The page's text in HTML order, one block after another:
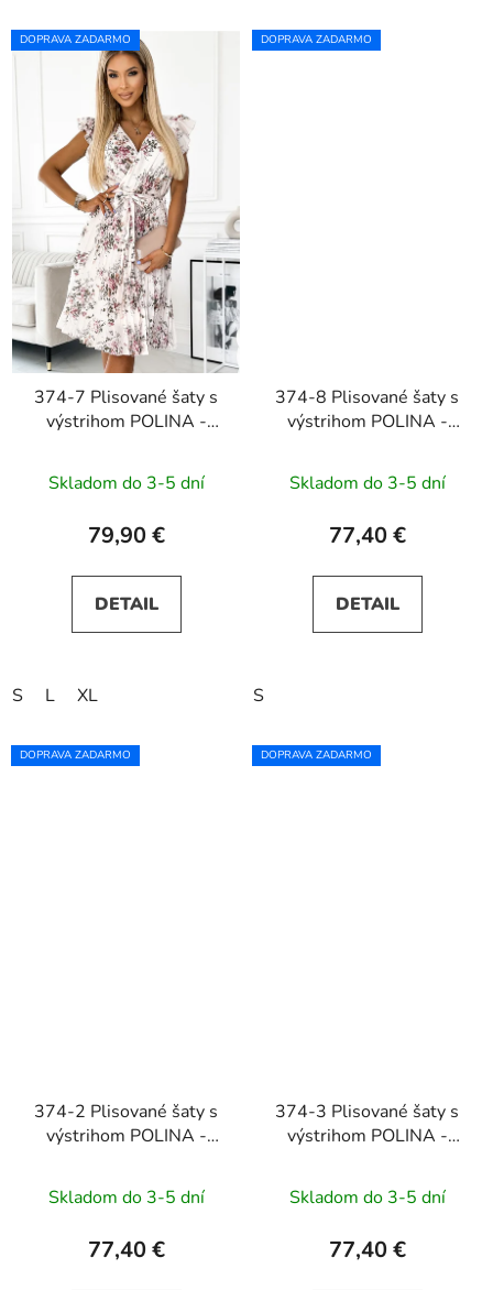
DOPRAVA ZADARMO
374-7 Plisované šaty s
výstrihom POLINA -
Skladom do 3-5 dní
79,90 €
DETAIL
S L XL
DOPRAVA ZADARMO
374-8 Plisované šaty s
výstrihom POLINA -
Skladom do 3-5 dní
77,40 €
DETAIL
S
DOPRAVA ZADARMO
374-2 Plisované šaty s
výstrihom POLINA -
Skladom do 3-5 dní
77,40 €
DOPRAVA ZADARMO
374-3 Plisované šaty s
výstrihom POLINA -
Skladom do 3-5 dní
77,40 €